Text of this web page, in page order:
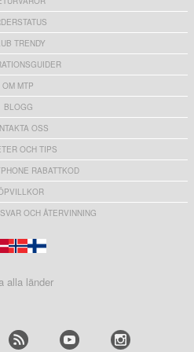
TRENDY
OM MTP
BLOGG
OSS
OCH TIPS
RABATTKOD
OCH ÅTERVINNING
alla länder